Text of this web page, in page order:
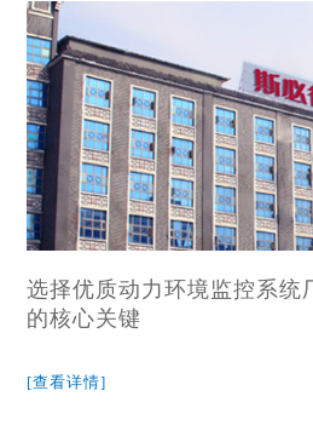
选择优质动力环境监控系统
的核心关键
[查看详情]